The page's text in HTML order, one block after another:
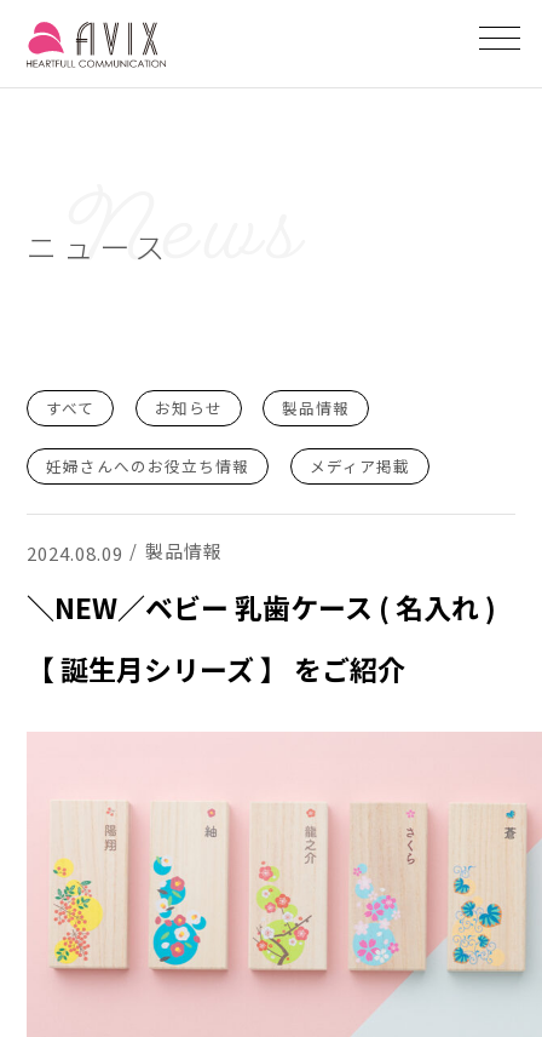
ニュース
すべて お知らせ 製品情報
妊婦さんへのお役立ち情報 メディア掲載
2024.08.09 製品情報
＼NEW／ベビー 乳歯ケース ( 名入れ )
【 誕生月シリーズ 】 をご紹介